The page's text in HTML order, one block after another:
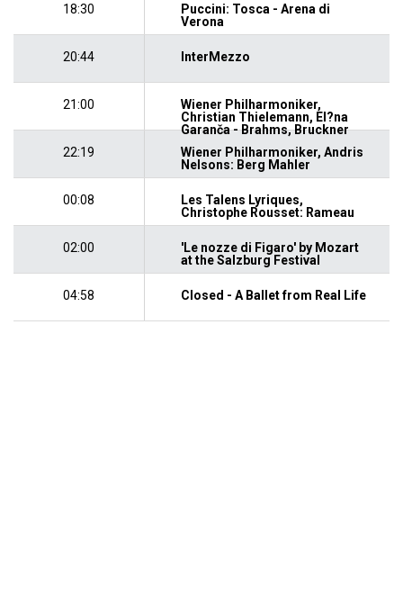
18:30
Puccini: Tosca - Arena di
Verona
20:44 InterMezzo
21:00
Wiener Philharmoniker,
Christian Thielemann, El?na
Garanča - Brahms, Bruckner
22:19
Wiener Philharmoniker, Andris
Nelsons: Berg Mahler
00:08
Les Talens Lyriques,
Christophe Rousset: Rameau
02:00
'Le nozze di Figaro' by Mozart
at the Salzburg Festival
04:58 Closed - A Ballet from Real Life